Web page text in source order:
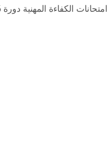
الكفاءة المهنية دورة 26 دجنبر 2020